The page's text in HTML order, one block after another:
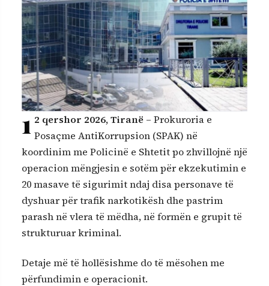
1 2 qershor 2026, Tiranë – Prokuroria e
Posaçme AntiKorrupsion (SPAK) në
koordinim me Policinë e Shtetit po zhvillojnë një
operacion mëngjesin e sotëm për ekzekutimin e
20 masave të sigurimit ndaj disa personave të
dyshuar për trafik narkotikësh dhe pastrim
parash në vlera të mëdha, në formën e grupit të
strukturuar kriminal.
Detaje më të hollësishme do të mësohen me
përfundimin e operacionit.